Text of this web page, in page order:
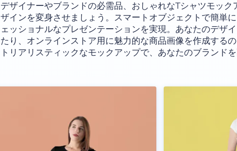
デザイナーやブランドの必需品、おしゃれなTシャツモック
ザインを変身させましょう。スマートオブジェクトで簡単
ェッショナルなプレゼンテーションを実現。あなたのデザ
たり、オンラインストア用に魅力的な商品画像を作成する
トリアリスティックなモックアップで、あなたのブランド